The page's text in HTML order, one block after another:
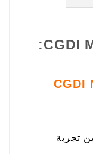
CGDI
تجربة